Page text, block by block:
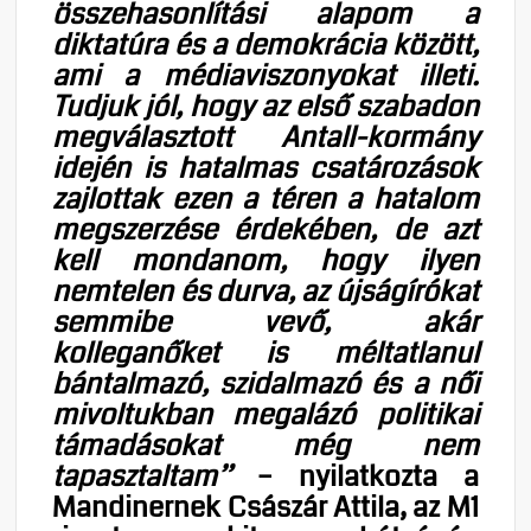
összehasonlítási alapom a
diktatúra és a demokrácia között,
ami a médiaviszonyokat illeti.
Tudjuk jól, hogy az első szabadon
megválasztott Antall-kormány
idején is hatalmas csatározások
zajlottak ezen a téren a hatalom
megszerzése érdekében, de azt
kell mondanom, hogy ilyen
nemtelen és durva, az újságírókat
semmibe vevő, akár
kolleganőket is méltatlanul
bántalmazó, szidalmazó és a női
mivoltukban megalázó politikai
támadásokat még nem
tapasztaltam”– nyilatkozta a
Mandinernek Császár Attila, az M1